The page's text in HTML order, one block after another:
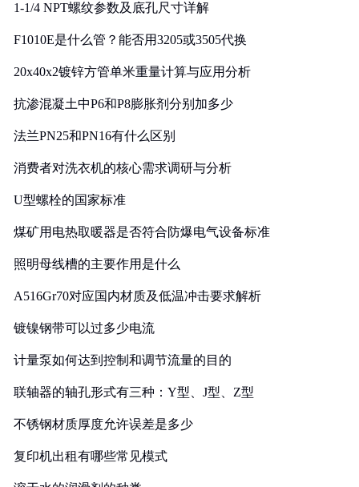
1-1/4 NPT螺纹参数及底孔尺寸详解
F1010E是什么管？能否用3205或3505代换
20x40x2镀锌方管单米重量计算与应用分析
抗渗混凝土中P6和P8膨胀剂分别加多少
法兰PN25和PN16有什么区别
消费者对洗衣机的核心需求调研与分析
U型螺栓的国家标准
煤矿用电热取暖器是否符合防爆电气设备标准
照明母线槽的主要作用是什么
A516Gr70对应国内材质及低温冲击要求解析
镀镍钢带可以过多少电流
计量泵如何达到控制和调节流量的目的
联轴器的轴孔形式有三种：Y型、J型、Z型
不锈钢材质厚度允许误差是多少
复印机出租有哪些常见模式